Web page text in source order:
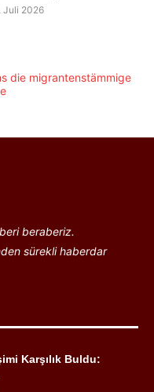
Juli 2026
beraberiz.
sürekli haberdar
Karşılık Buldu: